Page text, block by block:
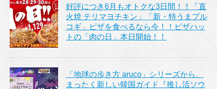
好評につき6月もオトクな3日間！！「直
火焼 テリマヨチキン」「新・特うまプル
コギ」ピザを食べるなら今！！ピザハッ
トの「肉の日」本日開始！！
「地球の歩き方 aruco」シリーズから、
まったく新しい韓国ガイド『推し活ソウ